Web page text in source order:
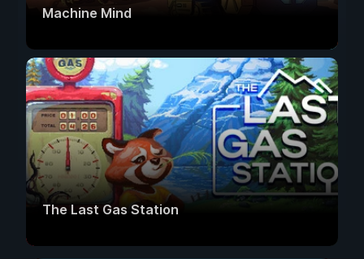
Machine Mind
The Last Gas Station